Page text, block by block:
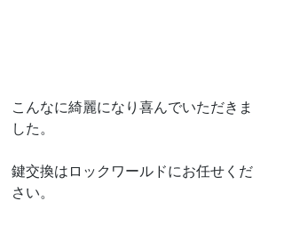
こんなに綺麗になり喜んでいただきま
した。
鍵交換はロックワールドにお任せくだ
さい。